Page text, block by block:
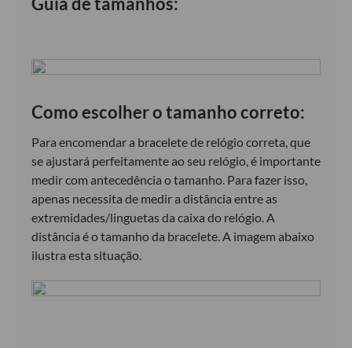
Como escolher o tamanho correto:
Para encomendar a bracelete de relógio correta, que
se ajustará perfeitamente ao seu relógio, é importante
medir com antecedência o tamanho. Para fazer isso,
apenas necessita de medir a distância entre as
extremidades/linguetas da caixa do relógio. A
distância é o tamanho da bracelete. A imagem abaixo
ilustra esta situação.